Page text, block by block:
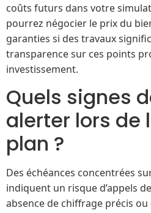
coûts futurs dans votre
pourrez négocier le prix du
garanties si des travaux
transparence sur ces points
investissement.
Quels signes
alerter lors de
plan ?
Des échéances concentrées
indiquent un risque d’appels
absence de chiffrage précis